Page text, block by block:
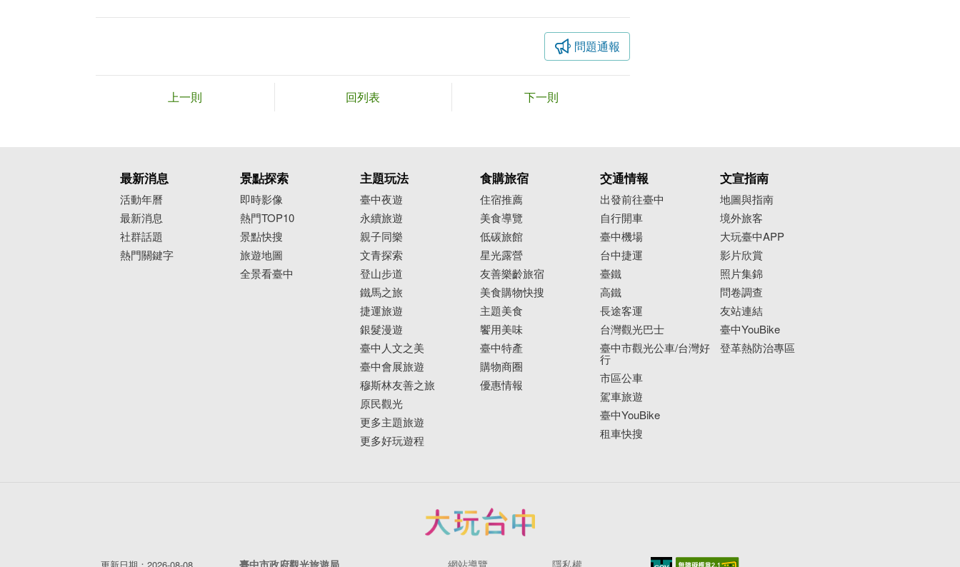
問題通報
上一則 回列表 下一則
最新消息
活動年曆
最新消息
社群話題
熱門關鍵字
景點探索
即時影像
熱門TOP10
景點快搜
旅遊地圖
全景看臺中
主題玩法
臺中夜遊
永續旅遊
親子同樂
文青探索
登山步道
鐵馬之旅
捷運旅遊
銀髮漫遊
臺中人文之美
臺中會展旅遊
穆斯林友善之旅
原民觀光
更多主題旅遊
更多好玩遊程
食購旅宿
住宿推薦
美食導覽
低碳旅館
星光露營
友善樂齡旅宿
美食購物快搜
主題美食
饗用美味
臺中特產
購物商圈
優惠情報
交通情報
出發前往臺中
自行開車
臺中機場
台中捷運
臺鐵
高鐵
長途客運
台灣觀光巴士
臺中市觀光公車/台灣好
行
市區公車
駕車旅遊
臺中YouBike
租車快搜
文宣指南
地圖與指南
境外旅客
大玩臺中APP
影片欣賞
照片集錦
問卷調查
友站連結
臺中YouBike
登革熱防治專區